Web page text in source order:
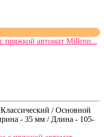
пряжкой автомат Millenn...
/ Основной
- 35 мм / Длина - 105-